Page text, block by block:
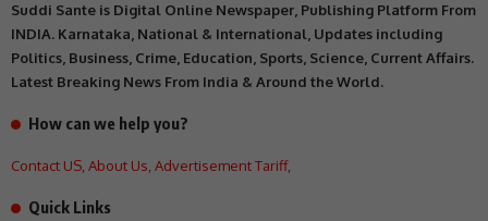
Suddi Sante is Digital Online Newspaper, Publishing Platform From
INDIA. Karnataka, National & International, Updates including
Politics, Business, Crime, Education, Sports, Science, Current Affairs.
Latest Breaking News From India & Around the World.
How can we help you?
Contact US, About Us, Advertisement Tariff,
Quick Links